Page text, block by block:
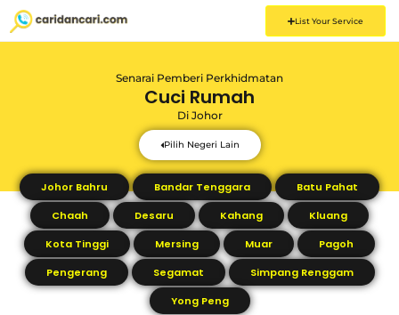
List Your Service
Senarai Pemberi Perkhidmatan
Cuci Rumah
Di Johor
Pilih Negeri Lain
Johor Bahru Bandar Tenggara
Batu Pahat
Chaah
Desaru Kahang
Kluang
Kota Tinggi
Mersing Muar
Pagoh
Pengerang
Segamat
Simpang Renggam
Yong Peng